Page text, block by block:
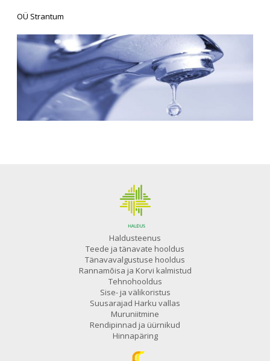
OÜ Strantum
Haldusteenus
Teede ja tänavate hooldus
Tänavavalgustuse hooldus
Rannamõisa ja Korvi kalmistud
Tehnohooldus
Sise- ja välikoristus
Suusarajad Harku vallas
Muruniitmine
Rendipinnad ja üürnikud
Hinnapäring